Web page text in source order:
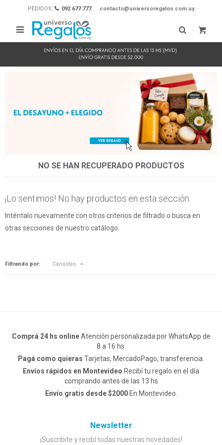
PEDIDOS: 092 677 777 contacto@universoregalos.com.uy

NO SE HAN RECUPERADO PRODUCTOS
¡Lo sentimos! No hay productos en esta sección.
Inténtalo nuevamente con otros criterios de filtrado o busca en
otras secciones de nuestro catálogo.
Filtrando por: Canastas
Comprá 24 hs onlineAtención personalizada por WhatsApp de
8 a 16 hs.
Pagá como quieras Tarjetas, MercadoPago, transferencia.
Envíos rápidos en Montevideo Recibí tu regalo en el día
comprando antes de las 13 hs
Envío gratis desde $2000En Montevideo.
Newsletter
¡Suscribite y recibí todas nuestras novedades!